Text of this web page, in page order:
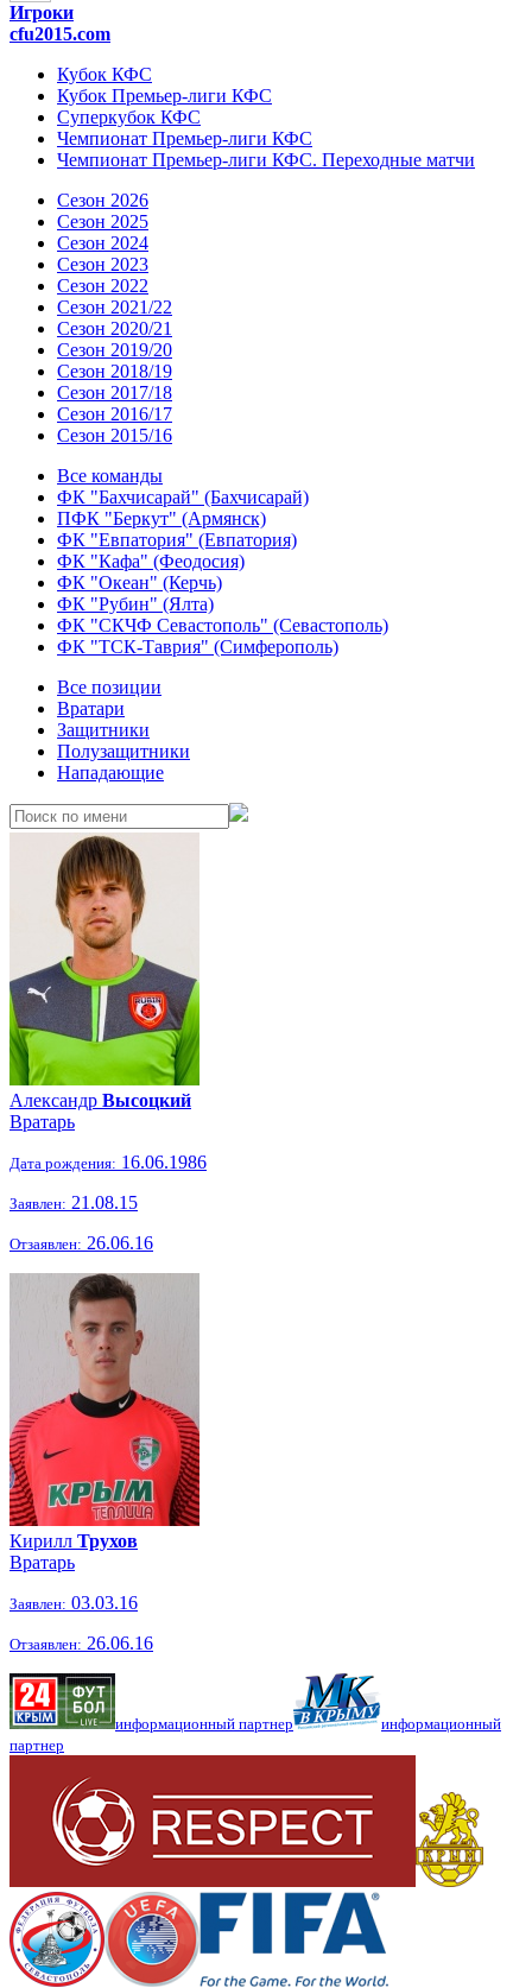
Игроки
cfu2015.com
Кубок КФС
Кубок Премьер-лиги КФС
Суперкубок КФС
Чемпионат Премьер-лиги КФС
Чемпионат Премьер-лиги КФС. Переходные матчи
Сезон 2026
Сезон 2025
Сезон 2024
Сезон 2023
Сезон 2022
Сезон 2021/22
Сезон 2020/21
Сезон 2019/20
Сезон 2018/19
Сезон 2017/18
Сезон 2016/17
Сезон 2015/16
Все команды
ФК "Бахчисарай" (Бахчисарай)
ПФК "Беркут" (Армянск)
ФК "Евпатория" (Евпатория)
ФК "Кафа" (Феодосия)
ФК "Океан" (Керчь)
ФК "Рубин" (Ялта)
ФК "СКЧФ Севастополь" (Севастополь)
ФК "ТСК-Таврия" (Симферополь)
Все позиции
Вратари
Защитники
Полузащитники
Нападающие
Александр Высоцкий
Вратарь
Дата рождения: 16.06.1986
Заявлен: 21.08.15
Отзаявлен: 26.06.16
Кирилл Трухов
Вратарь
Заявлен: 03.03.16
Отзаявлен: 26.06.16
информационный партнер
информационный
партнер